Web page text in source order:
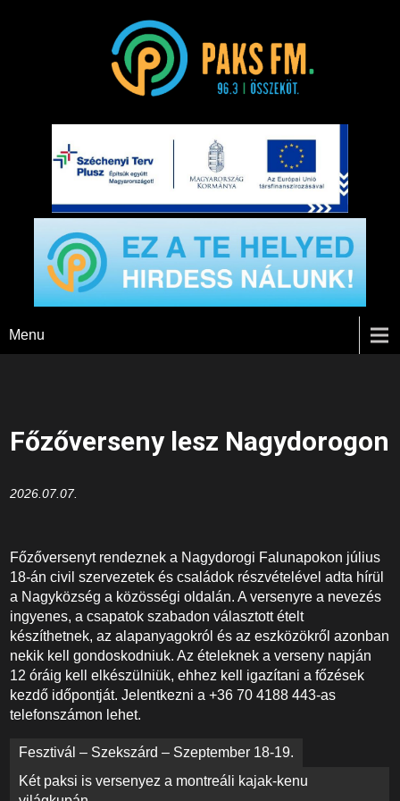
Paks FM
Menu
Főzőverseny lesz Nagydorogon
2026.07.07.
Főzőversenyt rendeznek a Nagydorogi Falunapokon július
18-án civil szervezetek és családok részvételével adta hírül
a Nagyközség a közösségi oldalán. A versenyre a nevezés
ingyenes, a csapatok szabadon választott ételt
készíthetnek, az alapanyagokról és az eszközökről azonban
nekik kell gondoskodniuk. Az ételeknek a verseny napján
12 óráig kell elkészülniük, ehhez kell igazítani a főzések
kezdő időpontját. Jelentkezni a +36 70 4188 443-as
telefonszámon lehet.
Bejegyzés
navigáció
Fesztivál – Szekszárd – Szeptember 18-19.
Két paksi is versenyez a montreáli kajak-kenu